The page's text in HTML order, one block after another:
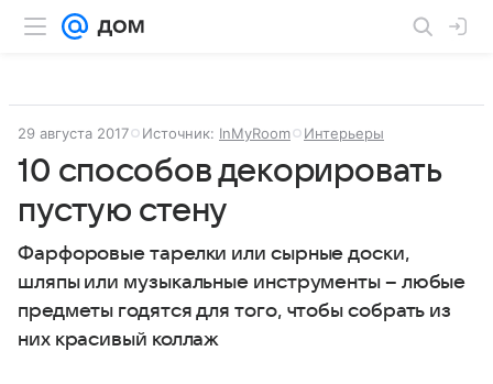
29 августа 2017 Источник: InMyRoom Интерьеры
10 способов декорировать
пустую стену
Фарфоровые тарелки или сырные доски,
шляпы или музыкальные инструменты – любые
предметы годятся для того, чтобы собрать из
них красивый коллаж